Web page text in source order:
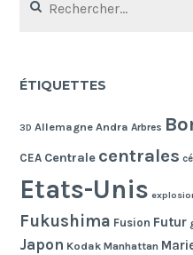
ÉTIQUETTES
3D Allemagne Andra Arbres
CEA Centrale centrales
Etats-Unis
Fukushima Fusion Futur
Japon Kodak Manhattan